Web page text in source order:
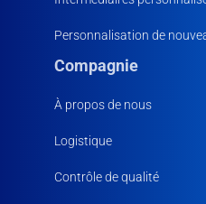
Personnalisation de
Compagnie
À propos de nous
Logistique
Contrôle de qualité